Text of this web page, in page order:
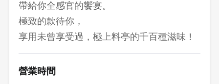
帶給你全感官的饗宴。
極致的款待你，
享用未曾享受過，極上料亭的千百種滋味！
營業時間